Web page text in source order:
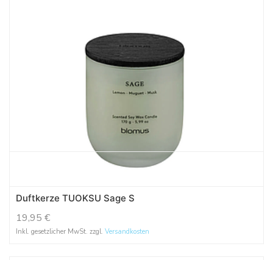
Duftkerze TUOKSU Sage S
19,95 €
Inkl. gesetzlicher MwSt. zzgl. Versandkosten